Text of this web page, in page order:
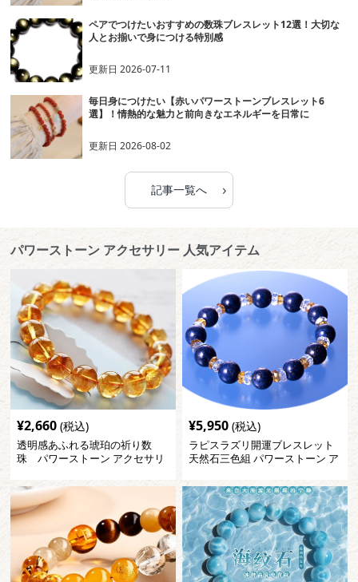
ペアでつけたいおすすめの数珠ブレスレット12選！大切な
人とお揃いで身につける特別感
更新日2026-07-11
毎日身につけたい【赤いパワーストーンブレスレット6
選】！情熱的な魅力と前向きなエネルギーを日常に
更新日2026-08-02
記事一覧へ ›
パワーストーン アクセサリー 人気アイテム
¥2,660 (税込)
透明感あふれる琥珀の祈り数
珠 パワーストーン アクセサリ
¥5,950 (税込)
ラピスラズリ開運ブレスレット
天然石三色組 パワーストーン ア